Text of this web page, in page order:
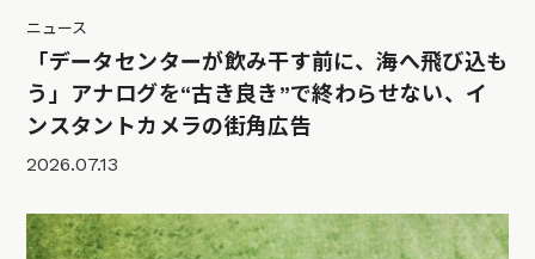
ニュース
「データセンターが飲み干す前に、海へ飛び込も
う」アナログを“古き良き”で終わらせない、イ
ンスタントカメラの街角広告
2026.07.13